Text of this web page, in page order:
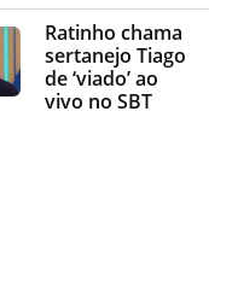
Ratinho chama
sertanejo Tiago
de ‘viado’ ao
vivo no SBT